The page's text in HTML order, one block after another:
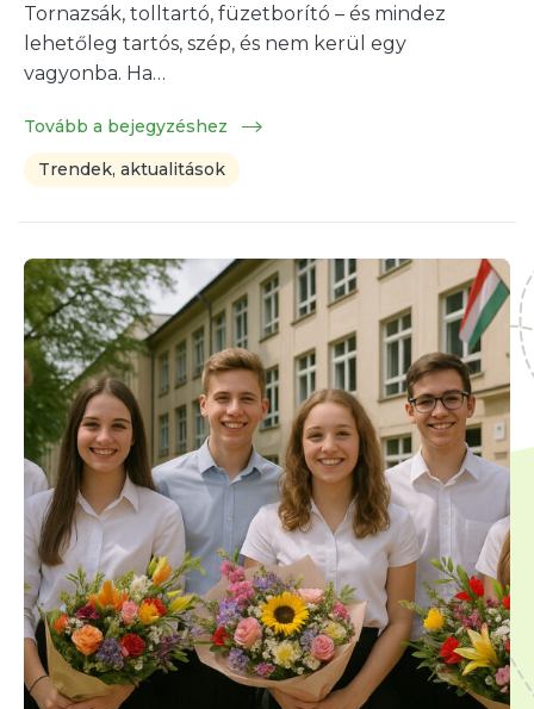
Tornazsák, tolltartó, füzetborító – és mindez
lehetőleg tartós, szép, és nem kerül egy
vagyonba. Ha…
Tovább a bejegyzéshez
Trendek, aktualitások